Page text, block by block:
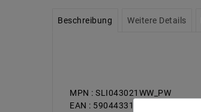
Beschreibung Weitere Details
MPN : SLI043021WW_PW
EAN : 5904433140737